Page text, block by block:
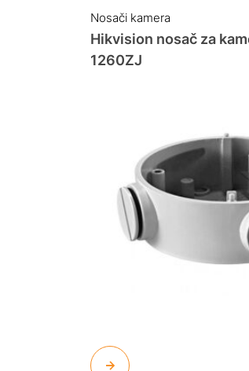
Nosači kamera
Hikvision nosač za
1260ZJ